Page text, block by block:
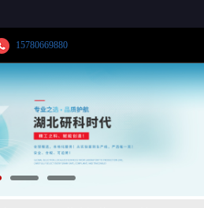
15780669880